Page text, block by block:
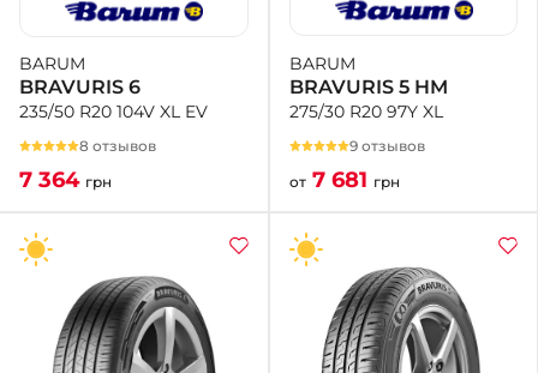
BARUM
BRAVURIS 6
235/50 R20 104V XL EV
8 отзывов
7 364 грн
BARUM
BRAVURIS 5 HM
275/30 R20 97Y XL
9 отзывов
от 7 681 грн